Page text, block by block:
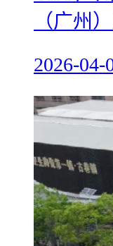
（广州
2026-04-